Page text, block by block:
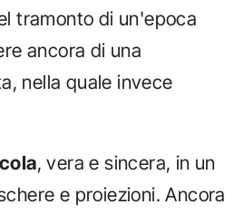
tramonto di un'epoca
ancora di una
nella quale invece
, vera e sincera, in un
e proiezioni. Ancora